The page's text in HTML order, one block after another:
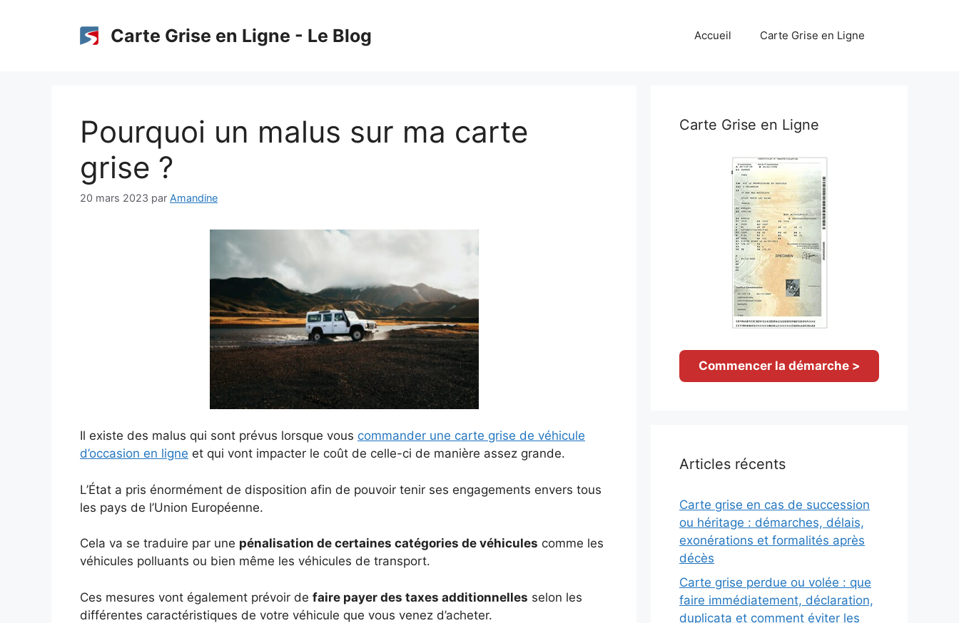
Carte Grise en Ligne - Le Blog Accueil Carte Grise en Ligne
Pourquoi un malus sur ma carte
grise ?
20 mars 2023 par Amandine
Il existe des malus qui sont prévus lorsque vous commander une carte grise de véhicule
d’occasion en ligne et qui vont impacter le coût de celle-ci de manière assez grande.
L’État a pris énormément de disposition afin de pouvoir tenir ses engagements envers tous
les pays de l’Union Européenne.
Cela va se traduire par une pénalisation de certaines catégories de véhicules comme les
véhicules polluants ou bien même les véhicules de transport.
Ces mesures vont également prévoir de faire payer des taxes additionnelles selon les
différentes caractéristiques de votre véhicule que vous venez d’acheter.
Carte Grise en Ligne
Commencer la démarche >
Articles récents
Carte grise en cas de succession
ou héritage : démarches, délais,
exonérations et formalités après
décès
Carte grise perdue ou volée : que
faire immédiatement, déclaration,
duplicata et comment éviter les